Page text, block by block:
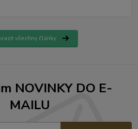
všechny články
NOVINKY DO E-
MAILU